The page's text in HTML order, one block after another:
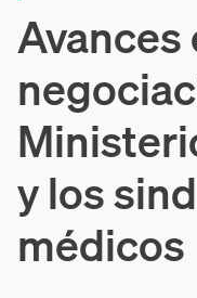
Avances
y los
médicos